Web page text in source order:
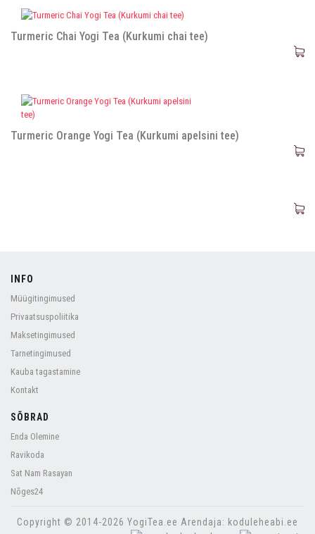
Turmeric Chai Yogi Tea (Kurkumi chai tee)
Turmeric Orange Yogi Tea (Kurkumi apelsini tee)
INFO
Müügitingimused
Privaatsuspoliitika
Maksetingimused
Tarnetingimused
Kauba tagastamine
Kontakt
SÕBRAD
Enda Olemine
Ravikoda
Sat Nam Rasayan
Nõges24
Copyright © 2014-2026 YogiTea.ee Arendaja: koduleheabi.ee